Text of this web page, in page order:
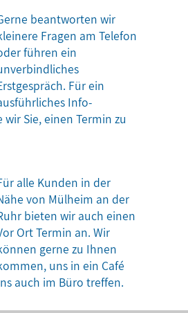
beantworten wir
Fragen am Telefon
führen ein
Für ein
Info-
wir Sie, einen Termin zu
alle Kunden in der
von Mülheim an der
bieten wir auch einen
Ort Termin an. Wir
gerne zu Ihnen
uns in ein Café
auch im Büro treffen.